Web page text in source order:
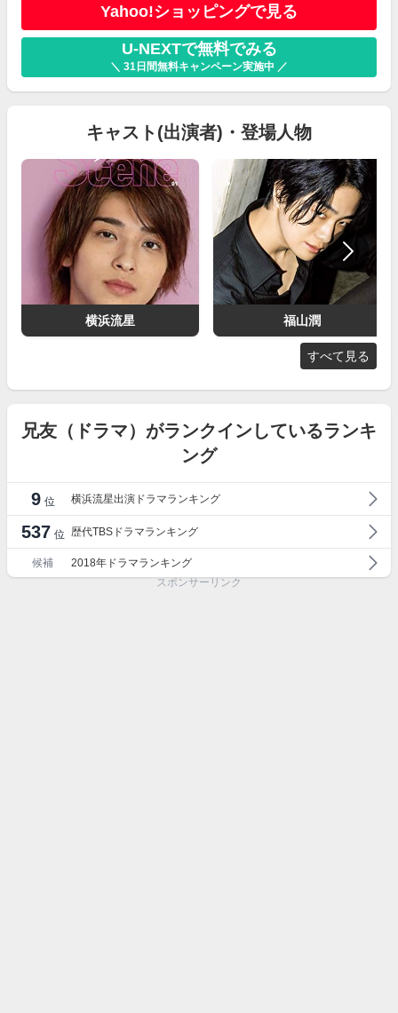
Yahoo!ショッピングで見る
U-NEXTで無料でみる
＼ 31日間無料キャンペーン実施中 ／
キャスト(出演者)・登場人物
横浜流星 福山潤
すべて見る
兄友（ドラマ）がランクインしているランキ
ング
9 位 横浜流星出演ドラマランキング
537 位 歴代TBSドラマランキング
候補
2018年ドラマランキング
スポンサーリンク